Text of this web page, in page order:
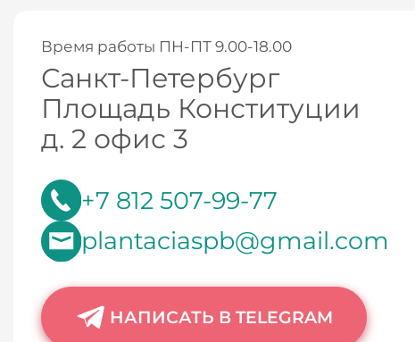
Время работы ПН-ПТ 9.00-18.00
Санкт-Петербург
Площадь Конституции
д. 2 офис 3
+7 812 507-99-77
plantaciaspb@gmail.com
НАПИСАТЬ В TELEGRAM